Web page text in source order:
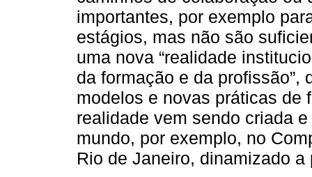
importantes, por exemplo
estágios, mas não são
uma nova “realidade
da formação e da profissão”,
modelos e novas práticas de
realidade vem sendo criada
mundo, por exemplo, no
Rio de Janeiro, dinamizado a